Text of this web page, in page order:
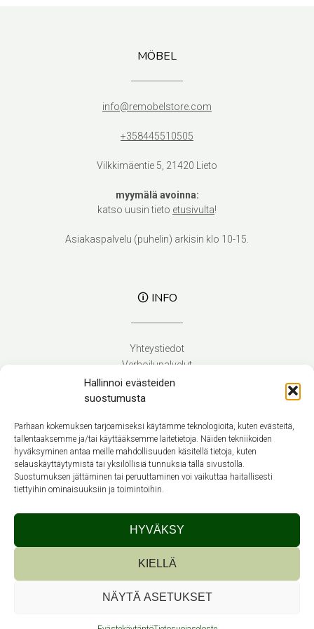
Hallinnoi evästeiden
suostumusta
Parhaan kokemuksen tarjoamiseksi käytämme teknologioita, kuten evästeitä,
tallentaaksemme ja/tai käyttääksemme laitetietoja. Näiden tekniikoiden
hyväksyminen antaa meille mahdollisuuden käsitellä tietoja, kuten
selauskäyttäytymistä tai yksilöllisiä tunnuksia tällä sivustolla.
Suostumuksen jättäminen tai peruuttaminen voi vaikuttaa haitallisesti
tiettyihin ominaisuuksiin ja toimintoihin.
HYVÄKSY
KIELLÄ
NÄYTÄ ASETUKSET
MÖBEL
info@remobelstore.com
+358445510505
Vilkkimäentie 5, 21420 Lieto
myymälä avoinna:
katso uusin tieto etusivulta!
Asiakaspalvelu (puhelin) arkisin klo 10-15.
🛈 INFO
Yhteystiedot
Verhoilupalvelut
Toimitusehdot
Tietosuojaseloste
Suomi